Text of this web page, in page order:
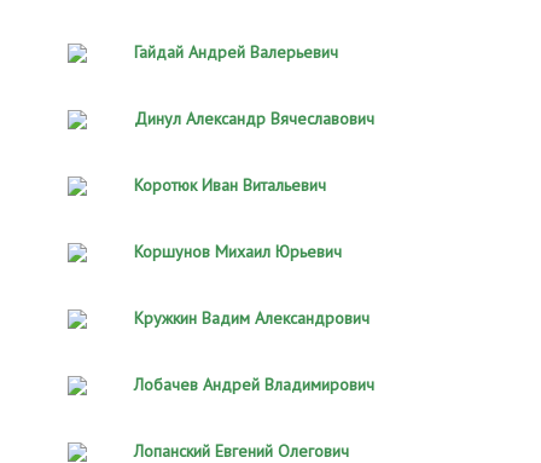
Гайдай Андрей Валерьевич
Динул Александр Вячеславович
Коротюк Иван Витальевич
Коршунов Михаил Юрьевич
Кружкин Вадим Александрович
Лобачев Андрей Владимирович
Лопанский Евгений Олегович